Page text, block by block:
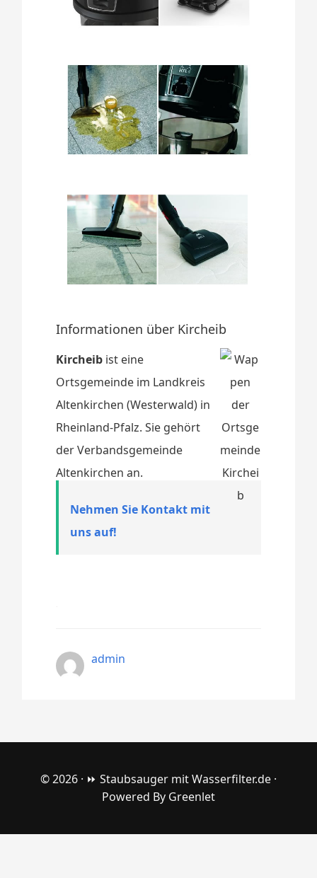
Informationen über Kircheib
Kircheib ist eine
Ortsgemeinde im Landkreis
Altenkirchen (Westerwald) in
Rheinland-Pfalz. Sie gehört
der Verbandsgemeinde
Altenkirchen an.
Nehmen Sie Kontakt mit
uns auf!
admin
© 2026 · ⏩ Staubsauger mit Wasserfilter.de ·
Powered By Greenlet